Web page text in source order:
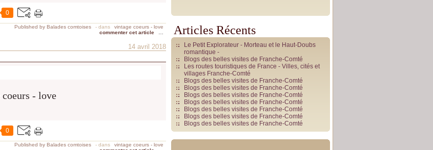
0
Published by Balades comtoises - dans
vintage coeurs - love
commenter cet article
14 avril 2018
0
Published by Balades comtoises - dans
vintage coeurs - love
Articles Récents
Le Petit Explorateur - Morteau et le Haut-Doubs
romantique -
Blogs des belles visites de Franche-Comté
Les routes touristiques de France - Villes, cités et
villages Franche-Comté
Blogs des belles visites de Franche-Comté
Blogs des belles visites de Franche-Comté
Blogs des belles visites de Franche-Comté
Blogs des belles visites de Franche-Comté
Blogs des belles visites de Franche-Comté
Blogs des belles visites de Franche-Comté
Blogs des belles visites de Franche-Comté